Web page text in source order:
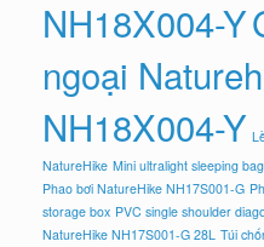
NH18X004-Y
ngoại
NH18X004-Y
NatureHike Mini ultralight sleeping bag
Phao bơi NatureHike NH17S001-G
storage box PVC single shoulder
NatureHike NH17S001-G 28L Túi